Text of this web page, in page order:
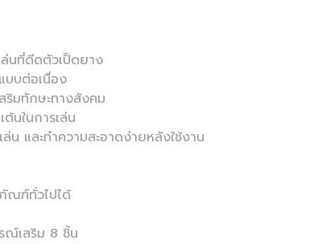
นที่ดีดตัวเป็ดยาง
บบต่อเนื่อง
ริมทักษะทางสังคม
นในการเล่น
น และทำความสะอาดง่ายหลังใช้งาน
ณฑ์ทั่วไปได้
ณ์เสริม 8 ชิ้น